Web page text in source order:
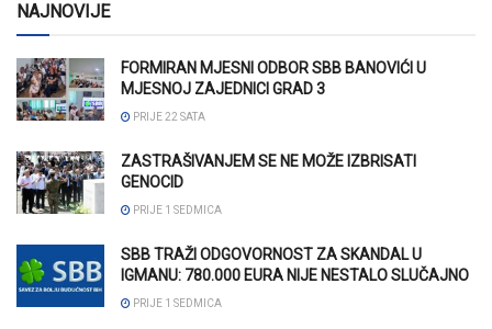
NAJNOVIJE
FORMIRAN MJESNI ODBOR SBB BANOVIĆI U
MJESNOJ ZAJEDNICI GRAD 3
PRIJE 22 SATA
ZASTRAŠIVANJEM SE NE MOŽE IZBRISATI
GENOCID
PRIJE 1 SEDMICA
SBB TRAŽI ODGOVORNOST ZA SKANDAL U
IGMANU: 780.000 EURA NIJE NESTALO SLUČAJNO
PRIJE 1 SEDMICA